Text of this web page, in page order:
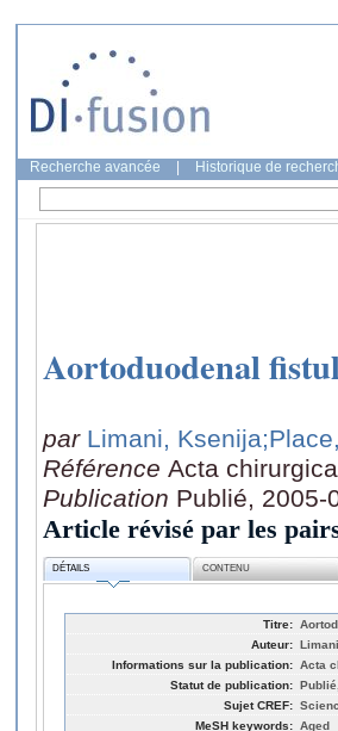
Recherche avancée Historique de
Aortoduodenal
par Limani, Ksenija
Référence Acta
Publication Publié, 2005-
Article révisé par les
DÉTAILS CONTENU
Titre:
Auteur:
Informations sur la publication: Acta
Statut de publication:
Sujet CREF:
MeSH keywords: Aged